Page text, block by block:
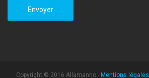
Copyright © 2016 Allamanno - Mentions légales